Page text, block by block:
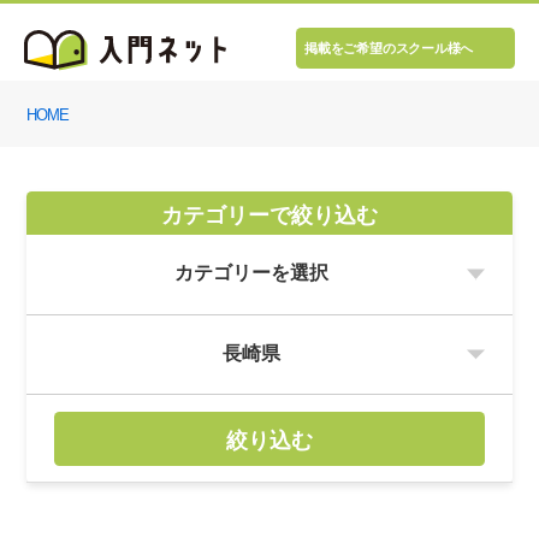
掲載をご希望のスクール様へ
HOME
カテゴリーで絞り込む
絞り込む